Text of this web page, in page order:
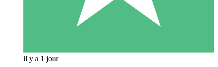
il y a 1 jour